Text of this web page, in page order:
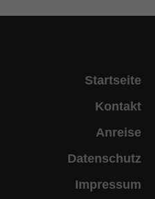
Startseite
Kontakt
Anreise
Datenschutz
Impressum